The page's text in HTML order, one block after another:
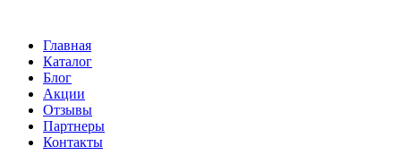
Главная
Каталог
Блог
Акции
Отзывы
Партнеры
Контакты